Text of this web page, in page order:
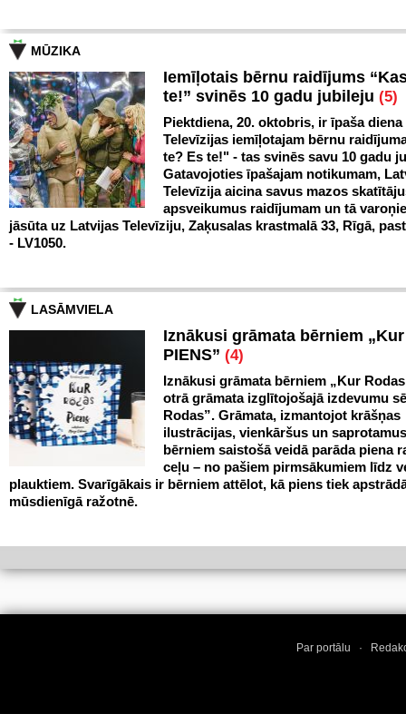
MŪZIKA
Iemīļotais bērnu raidījums
te!” svinēs 10 gadu jubileju (5)
Piektdiena, 20. oktobris, ir īpaša
Televīzijas iemīļotajam bērnu
te? Es te!" - tas svinēs savu 10 gadu
Gatavojoties īpašajam notikumam,
Televīzija aicina savus mazos
apsveikumus raidījumam un tā
jāsūta uz Latvijas Televīziju, Zaķusalas krastmalā 33, Rīgā,
- LV1050.
LASĀMVIELA
Iznākusi grāmata bērniem
PIENS” (4)
Iznākusi grāmata bērniem „Kur
otrā grāmata izglītojošajā izdevumu
Rodas”. Grāmata, izmantojot krāšņas
ilustrācijas, vienkāršus un
bērniem saistošā veidā parāda piena
ceļu – no pašiem pirmsākumiem līdz
plauktiem. Svarīgākais ir bērniem attēlot, kā piens tiek
mūsdienīgā ražotnē.
Par portālu ·